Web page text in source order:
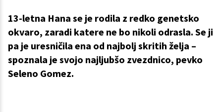
13-letna Hana se je rodila z redko genetsko
okvaro, zaradi katere ne bo nikoli odrasla. Se ji
pa je uresničila ena od najbolj skritih želja –
spoznala je svojo najljubšo zvezdnico, pevko
Seleno Gomez.